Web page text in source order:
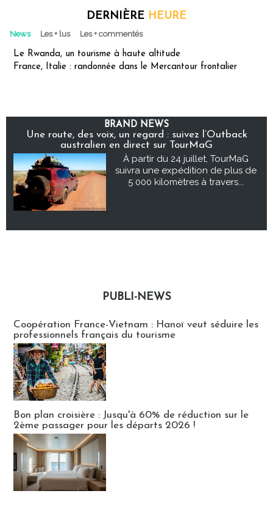
DERNIÈRE HEURE
News Les + lus Les + commentés
Le Rwanda, un tourisme à haute altitude
France, Italie : randonnée dans le Mercantour frontalier
BRAND NEWS
Une route, des voix, un regard : suivez l’Outback
australien en direct sur TourMaG
À partir du 24 juillet, TourMaG
suivra une expédition de plus de
5 000 kilomètres à travers...
PUBLI-NEWS
Coopération France-Vietnam : Hanoï veut séduire les
professionnels français du tourisme
Bon plan croisière : Jusqu'à 60% de réduction sur le
2ème passager pour les départs 2026 !